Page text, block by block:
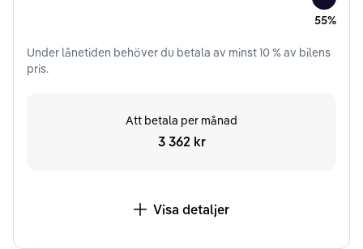
55%
Under lånetiden behöver du betala av minst10% av bilens
pris.
Att betala per månad
3 362 kr
Visa detaljer